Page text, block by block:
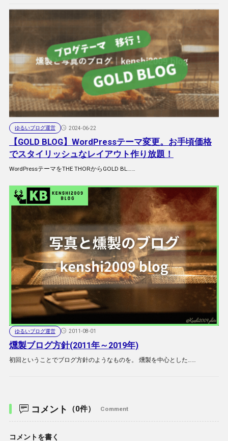
ゆるいブログ運営 2024-06-22
【GOLD BLOG】WordPressテーマ変更。お手頃価格
でスタイリッシュなレイアウト作り放題！
WordPressテーマをTHE THORからGOLD BL……
ゆるいブログ運営 2011-08-01
燻製ブログ方針(2011年～2019年)
初回ということでブログ方針のようなものを。 燻製を中心とした……
コメント （0件） Comment
コメントを書く